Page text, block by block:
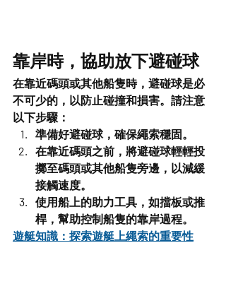
靠岸時，協助放下避碰球
在靠近碼頭或其他船隻時，避碰球是必
不可少的，以防止碰撞和損害。請注意
以下步驟：
準備好避碰球，確保繩索穩固。
在靠近碼頭之前，將避碰球輕輕投
擲至碼頭或其他船隻旁邊，以減緩
接觸速度。
使用船上的助力工具，如擋板或推
桿，幫助控制船隻的靠岸過程。
遊艇知識：探索遊艇上繩索的重要性